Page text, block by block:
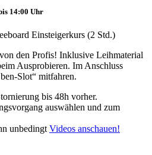
14:00 Uhr
Einsteigerkurs (2 Std.)
den Profis! Inklusive Leihmaterial
Ausprobieren. Im Anschluss
Slot“ mitfahren.
bis 48h vorher.
auswählen und zum
unbedingt Videos anschauen!